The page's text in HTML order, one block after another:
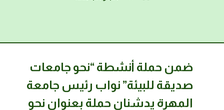
ضمن حملة أنشطة “نحو جامعات
صديقة للبيئة” نواب رئيس جامعة
المهرة يدشنان حملة بعنوان نحو